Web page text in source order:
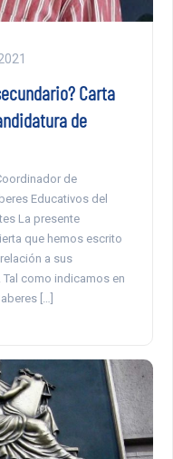
Carta
de
de
Educativos del
La presente
que hemos escrito
a sus
como indicamos en
[…]